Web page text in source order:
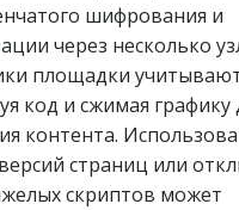
шифрования и
через несколько
площадки
код и сжимая графику
контента.
страниц или
скриптов может